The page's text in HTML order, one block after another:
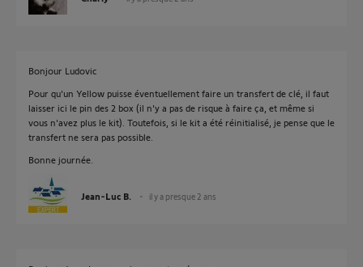
Bonjour Ludovic
Pour qu'un Yellow puisse éventuellement faire un transfert de clé, il faut
laisser ici le pin des 2 box (il n'y a pas de risque à faire ça, et même si
vous n'avez plus le kit). Toutefois, si le kit a été réinitialisé, je pense que le
transfert ne sera pas possible.
Bonne journée.
Jean-Luc B. il y a presque 2 ans